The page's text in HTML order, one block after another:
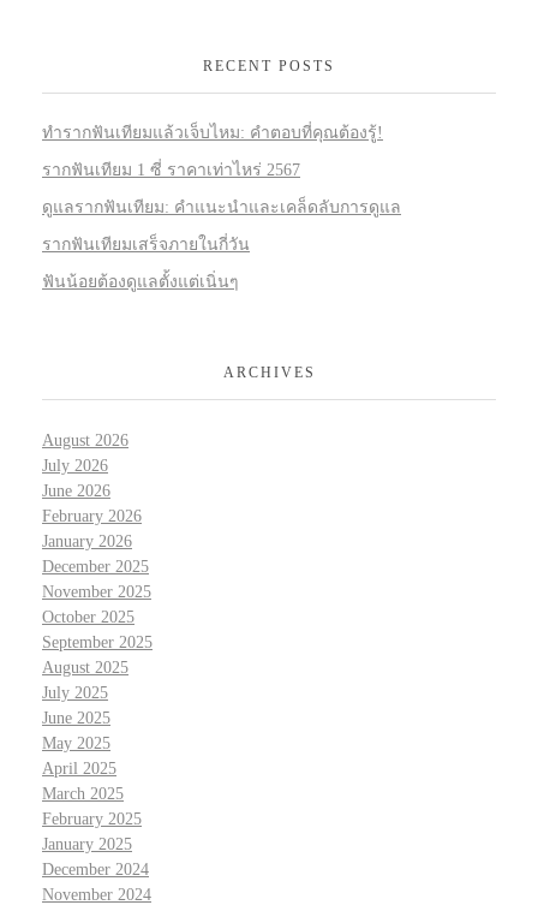
RECENT POSTS
ทำรากฟันเทียมแล้วเจ็บไหม: คำตอบที่คุณต้องรู้!
รากฟันเทียม 1 ซี่ ราคาเท่าไหร่ 2567
ดูแลรากฟันเทียม: คำแนะนำและเคล็ดลับการดูแล
รากฟันเทียมเสร็จภายในกี่วัน
ฟันน้อยต้องดูแลตั้งแต่เนิ่นๆ
ARCHIVES
August 2026
July 2026
June 2026
February 2026
January 2026
December 2025
November 2025
October 2025
September 2025
August 2025
July 2025
June 2025
May 2025
April 2025
March 2025
February 2025
January 2025
December 2024
November 2024